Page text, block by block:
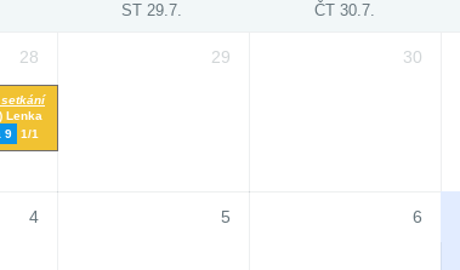
ST 29.7. ČT 30.7.
28 29 30
Lenka
9
1/1
4 5 6